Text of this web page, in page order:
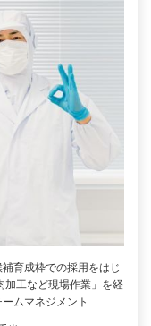
育成枠での採用をはじ
加工など現場作業」を経
ームマネジメント…